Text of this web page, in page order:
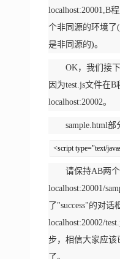
localhost:20001,B
个非同源的环境了
是非同源的)。
OK，我们接
因为test.js文件在
localhost:20002。
sample.html部
<script type="text/
请保持AB两
localhost:20001/
了"success"的对
localhost:20002/
步，相信大家应该
了。